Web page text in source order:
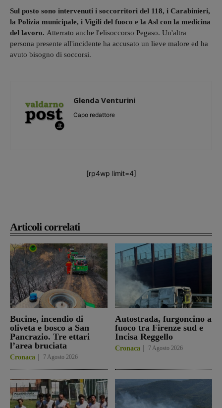
Articoli correlati
Bucine, incendio di
oliveta e bosco a San
Pancrazio. Tre ettari
l’area bruciata
Cronaca 7 Agosto 2026
Autostrada, furgoncino a
fuoco tra Firenze sud e
Incisa Reggello
Cronaca 7 Agosto 2026
Sul posto sono intervenuti i soccorritori del 118, i Carabinieri,
la Polizia municipale, i Vigili del fuoco e la Asl con la medicina
del lavoro. Atterrato anche l'elisoccorso Pegaso. Un'altra
persona presente all'incidente ha accusato un lieve malore ed ha
avuto bisogno di soccorsi.
Glenda Venturini
Capo redattore
[rp4wp limit=4]